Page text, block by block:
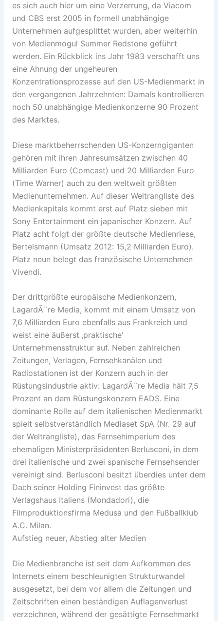
es sich auch hier um eine Verzerrung, da Viacom
und CBS erst 2005 in formell unabhängige
Unternehmen aufgesplittet wurden, aber weiterhin
von Medienmogul Summer Redstone geführt
werden. Ein Rückblick ins Jahr 1983 verschafft uns
eine Ahnung der ungeheuren
Konzentrationsprozesse auf den US-Medienmarkt in
den vergangenen Jahrzehnten: Damals kontrollieren
noch 50 unabhängige Medienkonzerne 90 Prozent
des Marktes.
Diese marktbeherrschenden US-Konzerngiganten
gehören mit ihren Jahresumsätzen zwischen 40
Milliarden Euro (Comcast) und 20 Milliarden Euro
(Time Warner) auch zu den weltweit größten
Medienunternehmen. Auf dieser Weltrangliste des
Medienkapitals kommt erst auf Platz sieben mit
Sony Entertainment ein japanischer Konzern. Auf
Platz acht folgt der größte deutsche Medienriese,
Bertelsmann (Umsatz 2012: 15,2 Milliarden Euro).
Platz neun belegt das französische Unternehmen
Vivendi.
Der drittgrößte europäische Medienkonzern,
LagardÃ¨re Media, kommt mit einem Umsatz von
7,6 Milliarden Euro ebenfalls aus Frankreich und
weist eine äußerst ‚praktische‘
Unternehmensstruktur auf. Neben zahlreichen
Zeitungen, Verlagen, Fernsehkanälen und
Radiostationen ist der Konzern auch in der
Rüstungsindustrie aktiv: LagardÃ¨re Media hält 7,5
Prozent an dem Rüstungskonzern EADS. Eine
dominante Rolle auf dem italienischen Medienmarkt
spielt selbstverständlich Mediaset SpA (Nr. 29 auf
der Weltrangliste), das Fernsehimperium des
ehemaligen Ministerpräsidenten Berlusconi, in dem
drei italienische und zwei spanische Fernsehsender
vereinigt sind. Berlusconi besitzt überdies unter dem
Dach seiner Holding Fininvest das größte
Verlagshaus Italiens (Mondadori), die
Filmproduktionsfirma Medusa und den Fußballklub
A.C. Milan.
Aufstieg neuer, Abstieg alter Medien
Die Medienbranche ist seit dem Aufkommen des
Internets einem beschleunigten Strukturwandel
ausgesetzt, bei dem vor allem die Zeitungen und
Zeitschriften einen beständigen Auflagenverlust
verzeichnen, während der gesättigte Fernsehmarkt